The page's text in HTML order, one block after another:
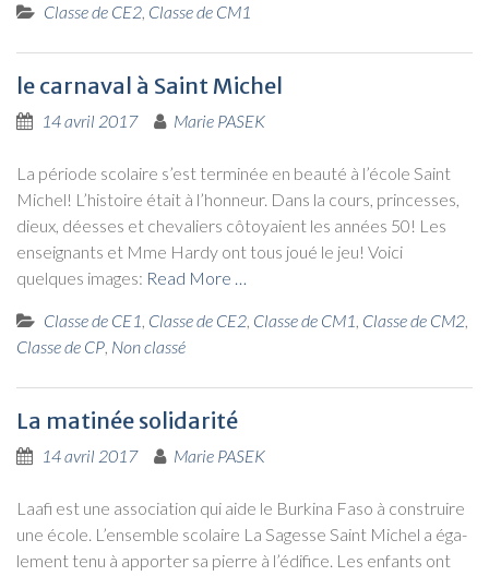
Classe de CE2, Classe de CM1
le carnaval à Saint Michel
14 avril 2017 Marie PASEK
La période sco­laire s’est ter­mi­née en beau­té à l’é­cole Saint
Michel! L’his­toire était à l’hon­neur. Dans la cours, prin­cesses,
dieux, déesses et che­va­liers côtoyaient les années 50! Les
ensei­gnants et Mme Har­dy ont tous joué le jeu! Voi­ci
quelques images: Read More …
Classe de CE1, Classe de CE2, Classe de CM1, Classe de CM2,
Classe de CP, Non classé
La matinée solidarité
14 avril 2017 Marie PASEK
Laa­fi est une asso­cia­tion qui aide le Bur­ki­na Faso à construire
une école. L’en­semble sco­laire La Sagesse Saint Michel a éga­
le­ment tenu à appor­ter sa pierre à l’é­di­fice. Les enfants ont